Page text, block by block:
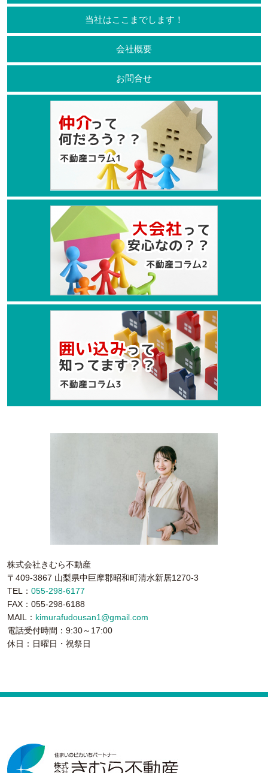
当社はここまでします！
会社概要
お問合せ
株式会社きむら不動産
〒409-3867 山梨県中巨摩郡昭和町清水新居1270-3
TEL： 055-298-6177
FAX：055-298-6188
MAIL： kimurafudousan1@gmail.com
電話受付時間：9:30～17:00
休日：日曜日・祝祭日